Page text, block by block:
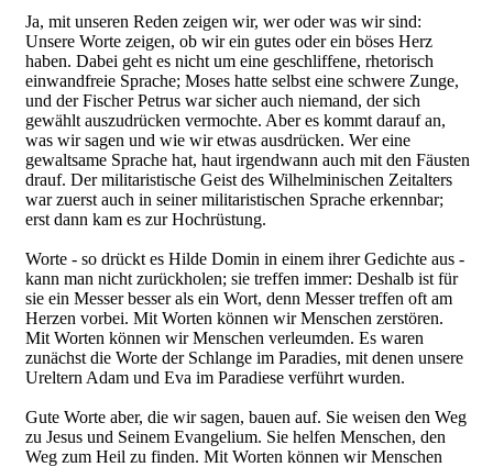
Ja, mit unseren Reden zeigen wir, wer oder was wir sind:
Unsere Worte zeigen, ob wir ein gutes oder ein böses Herz
haben. Dabei geht es nicht um eine geschliffene, rhetorisch
einwandfreie Sprache; Moses hatte selbst eine schwere Zunge,
und der Fischer Petrus war sicher auch niemand, der sich
gewählt auszudrücken vermochte. Aber es kommt darauf an,
was wir sagen und wie wir etwas ausdrücken. Wer eine
gewaltsame Sprache hat, haut irgendwann auch mit den Fäusten
drauf. Der militaristische Geist des Wilhelminischen Zeitalters
war zuerst auch in seiner militaristischen Sprache erkennbar;
erst dann kam es zur Hochrüstung.
Worte - so drückt es Hilde Domin in einem ihrer Gedichte aus -
kann man nicht zurückholen; sie treffen immer: Deshalb ist für
sie ein Messer besser als ein Wort, denn Messer treffen oft am
Herzen vorbei. Mit Worten können wir Menschen zerstören.
Mit Worten können wir Menschen verleumden. Es waren
zunächst die Worte der Schlange im Paradies, mit denen unsere
Ureltern Adam und Eva im Paradiese verführt wurden.
Gute Worte aber, die wir sagen, bauen auf. Sie weisen den Weg
zu Jesus und Seinem Evangelium. Sie helfen Menschen, den
Weg zum Heil zu finden. Mit Worten können wir Menschen